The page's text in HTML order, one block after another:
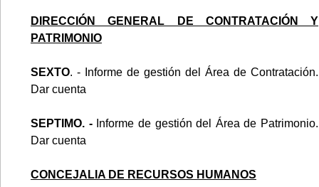
DIRECCIÓN GENERAL DE CONTRATACIÓN Y
PATRIMONIO
SEXTO. - Informe de gestión del Área de Contratación.
Dar cuenta
SEPTIMO. - Informe de gestión del Área de Patrimonio.
Dar cuenta
CONCEJALIA DE RECURSOS HUMANOS